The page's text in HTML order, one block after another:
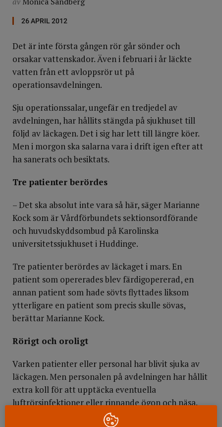
26 APRIL 2012
Det är inte första gången rör går sönder och
orsakar vattenskador. Även i februari i år läckte
vatten från ett avloppsrör ut på
operationsavdelningen.
Sju operationssalar, ungefär en tredjedel av
avdelningen, har hållits stängda på sjukhuset till
följd av läckagen. Det i sig har lett till längre köer.
Men i morgon ska salarna vara i drift igen efter att
ha sanerats och besiktats.
Tre patienter berördes
– Det ska absolut inte vara så här, säger Marianne
Kock som är Vårdförbundets sektionsordförande
och huvudskyddsombud på Karolinska
universitetssjukhuset i Huddinge.
Tre patienter berördes av läckaget i mars. En
patient som opererades blev färdigopererad, en
annan patient som hade sövts flyttades liksom
ytterligare en patient som precis skulle sövas,
berättar Marianne Kock.
Rörigt och oroligt
Varken patienter eller personal har blivit sjuka av
läckagen. Men personalen på avdelningen har hållit
extra koll för att upptäcka eventuella
luftrörsinfektioner eller rinnande ögon och näsa.